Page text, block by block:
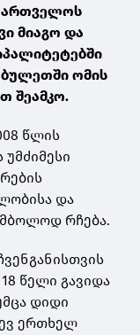
მიაგო და
ომის
შეამკო.
წლის
და
რჩება.
წელი გავიდა
დიდი
ერთხელ